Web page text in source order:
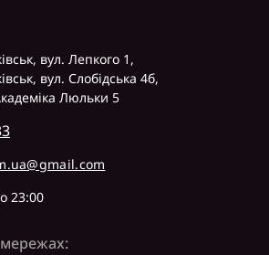
вул. Лепкого 1,
вул. Слобідська 4б,
Люльки 5
23:00